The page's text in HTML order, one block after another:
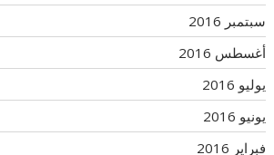
سبتمبر 2016
أغسطس 2016
يوليو 2016
يونيو 2016
فبراير 2016